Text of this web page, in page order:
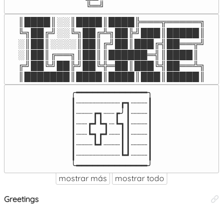
╚═╝
║████║░░║████║████╠═══╦═════╗
╚╗██╔╝░░╚╗██╔╩╗██╠╝███║█████║
░║██║░░░░║██║╔╝██║███╔╣██══╦╝
░║██║╔══╗║██║║██████═╣║████║
╔╝██╚╝██╠╝██╚╬═██║███╚╣██══╩╗
╭━━━━━━━━━━━━━╮
┃┈┈┈┈┈┈┈┈┏┓┈┈┈┃
┃┈┈┈┏┓┈┈┏╯┃┈┈┈┃
┃┈┈┏┛┗┓┈┗┓┃┈┈┈┃
┃┈┈┗┓┏┛┈┈┃┃┈┈┈┃
┃┈┈┈┗┛┈┈┈┃┃┈┈┈┃
┃┈┈┈┈┈┈┈┈┗┛┈┈┈┃
╰━━━━━━━━━━━━━╯
mostrar más mostrar todo
Greetings